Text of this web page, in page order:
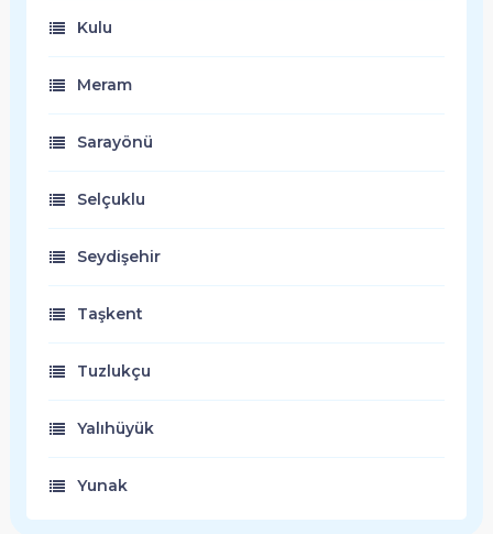
Kulu
Meram
Sarayönü
Selçuklu
Seydişehir
Taşkent
Tuzlukçu
Yalıhüyük
Yunak